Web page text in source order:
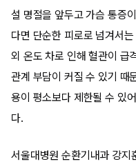
설 명절을 앞두고 가슴 통증
다면 단순한 피로로 넘겨서
외 온도 차로 인해 혈관이 급
관계 부담이 커질 수 있기 때
용이 평소보다 제한될 수 있
다.
서울대병원 순환기내과 강지